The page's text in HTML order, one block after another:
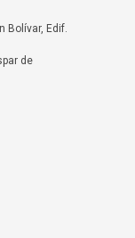
Bolívar, Edif.
de